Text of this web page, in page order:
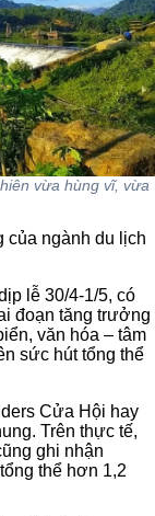
vừa hùng vĩ, vừa
của ngành du lịch
lễ 30/4-1/5, có
đoạn tăng trưởng
văn hóa – tâm
sức hút tổng thể
Cửa Hội hay
Trên thực tế,
ghi nhận
thể hơn 1,2